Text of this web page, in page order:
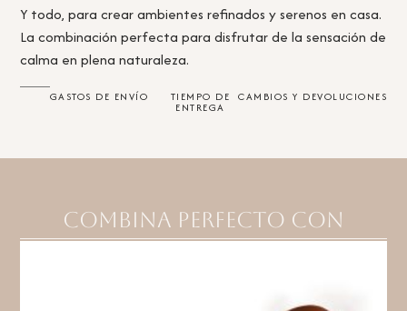
Y todo, para crear ambientes refinados y serenos en casa.
La combinación perfecta para disfrutar de la sensación de
calma en plena naturaleza.
GASTOS DE ENVÍO TIEMPO DE
ENTREGA
CAMBIOS Y DEVOLUCIONES
Combina perfecto con